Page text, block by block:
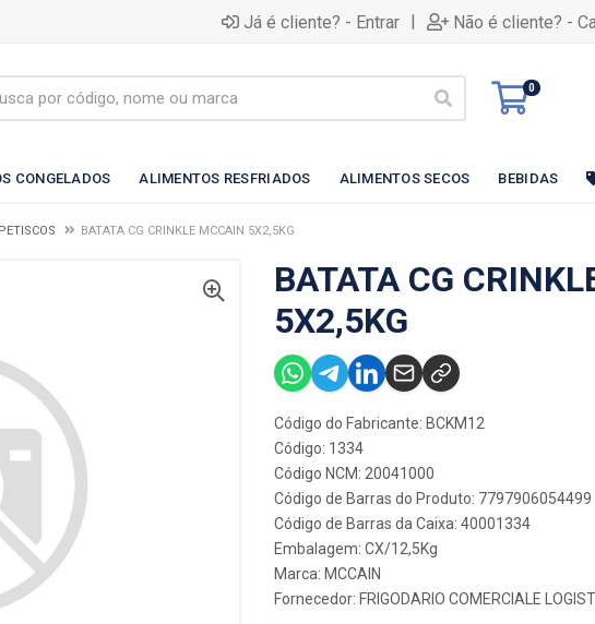
Já é cliente? - Entrar | Não é cliente? -
0
CONGELADOS ALIMENTOS RESFRIADOS ALIMENTOS SECOS BEBIDAS
BATATA CG CRINKLE MCCAIN 5X2,5KG
BATATA CG
5X2,5KG
Código do Fabricante: BCKM12
Código: 1334
Código NCM: 20041000
Código de Barras do Produto: 7797906054499
Código de Barras da Caixa: 40001334
Embalagem: CX/12,5Kg
Marca: MCCAIN
Fornecedor: FRIGODARIO COMERCIALE